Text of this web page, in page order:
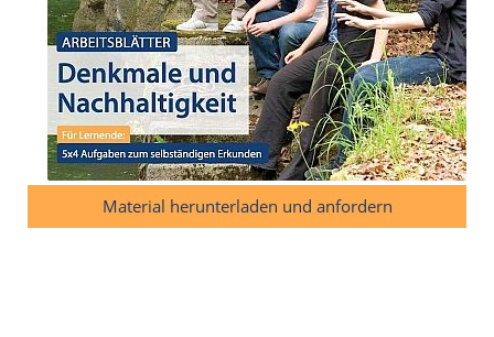
Material herunterladen und anfordern